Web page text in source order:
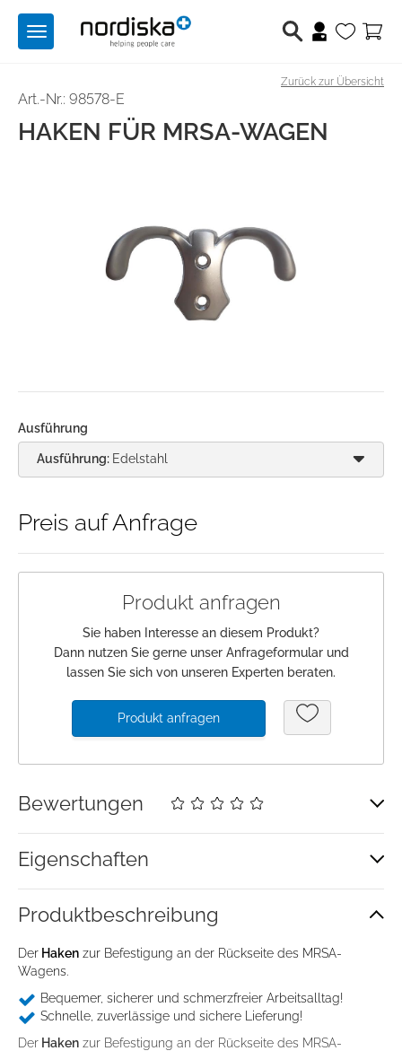
Zustimmung
Diese Webseite verwendet Cookies
Toggle
navigation
Berufsschuhe
Medizintechnik
Angebote
Anmeldung
Merkliste
Warenkorb
Zurück zur Übersicht
Art.-Nr.: 98578-E
HAKEN FÜR MRSA-WAGEN
Ausführung
Ausführung: Edelstahl
Preis auf Anfrage
Produkt anfragen
Sie haben Interesse an diesem Produkt?
Dann nutzen Sie gerne unser Anfrageformular und
lassen Sie sich von unseren Experten beraten.
Produkt anfragen
Bewertungen
Eigenschaften
Produkt­beschreibung
Der Haken zur Befestigung an der Rückseite des MRSA-
Wagens.
Bequemer, sicherer und schmerzfreier Arbeitsalltag!
Schnelle, zuverlässige und sichere Lieferung!
Der Haken zur Befestigung an der Rückseite des MRSA-